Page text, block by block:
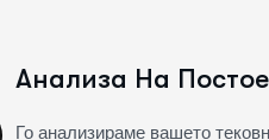
Анализа На
Го анализираме вашето